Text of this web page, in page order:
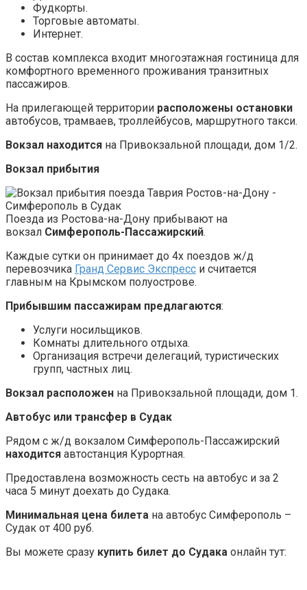
Фудкорты.
Торговые автоматы.
Интернет.
В состав комплекса входит многоэтажная гостиница для
комфортного временного проживания транзитных
пассажиров.
На прилегающей территории расположены остановки
автобусов, трамваев, троллейбусов, маршрутного такси.
Вокзал находится на Привокзальной площади, дом 1/2.
Вокзал прибытия
Поезда из Ростова-на-Дону прибывают на
вокзал Симферополь-Пассажирский.
Каждые сутки он принимает до 4х поездов ж/д
перевозчика Гранд Сервис Экспресс и считается
главным на Крымском полуострове.
Прибывшим пассажирам предлагаются:
Услуги носильщиков.
Комнаты длительного отдыха.
Организация встречи делегаций, туристических
групп, частных лиц.
Вокзал расположен на Привокзальной площади, дом 1.
Автобус или трансфер в Судак
Рядом с ж/д вокзалом Симферополь-Пассажирский
находится автостанция Курортная.
Предоставлена возможность сесть на автобус и за 2
часа 5 минут доехать до Судака.
Минимальная цена билета на автобус Симферополь –
Судак от 400 руб.
Вы можете сразу купить билет до Судака онлайн тут: